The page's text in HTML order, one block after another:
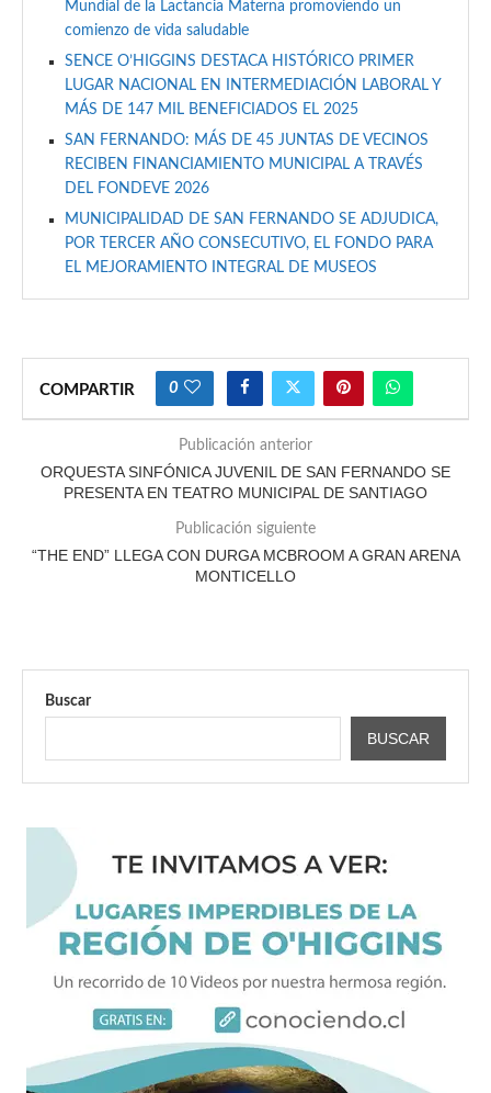
Mundial de la Lactancia Materna promoviendo un
comienzo de vida saludable
SENCE O’HIGGINS DESTACA HISTÓRICO PRIMER
LUGAR NACIONAL EN INTERMEDIACIÓN LABORAL Y
MÁS DE 147 MIL BENEFICIADOS EL 2025
SAN FERNANDO: MÁS DE 45 JUNTAS DE VECINOS
RECIBEN FINANCIAMIENTO MUNICIPAL A TRAVÉS
DEL FONDEVE 2026
MUNICIPALIDAD DE SAN FERNANDO SE ADJUDICA,
POR TERCER AÑO CONSECUTIVO, EL FONDO PARA
EL MEJORAMIENTO INTEGRAL DE MUSEOS
COMPARTIR 0
Publicación anterior
ORQUESTA SINFÓNICA JUVENIL DE SAN FERNANDO SE
PRESENTA EN TEATRO MUNICIPAL DE SANTIAGO
Publicación siguiente
“THE END” LLEGA CON DURGA MCBROOM A GRAN ARENA
MONTICELLO
Buscar
BUSCAR